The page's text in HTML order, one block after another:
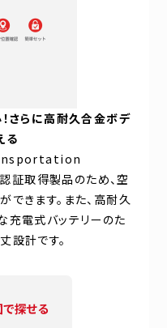
さらに高耐久合金ボデ
る
取得製品のため、空
きます。また、高耐久
充電式バッテリーのた
設計です。